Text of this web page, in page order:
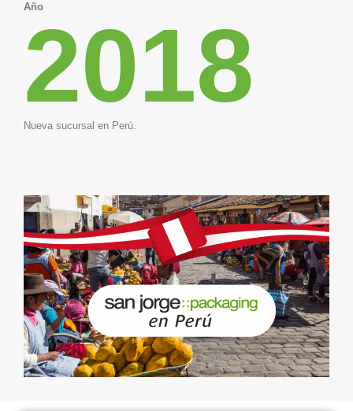
Año
2018
Nueva sucursal en Perú.